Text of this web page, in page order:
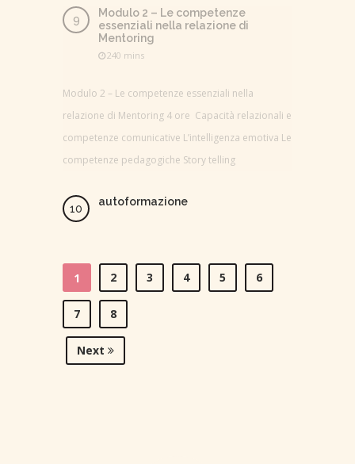
Modulo 2 – Le competenze
essenziali nella relazione di
Mentoring
240 mins
Modulo 2 – Le competenze essenziali nella
relazione di Mentoring 4 ore Capacità relazionali e
competenze comunicative L’intelligenza emotiva Le
competenze pedagogiche Story telling
autoformazione
1 2 3 4 5 6
7 8
Next